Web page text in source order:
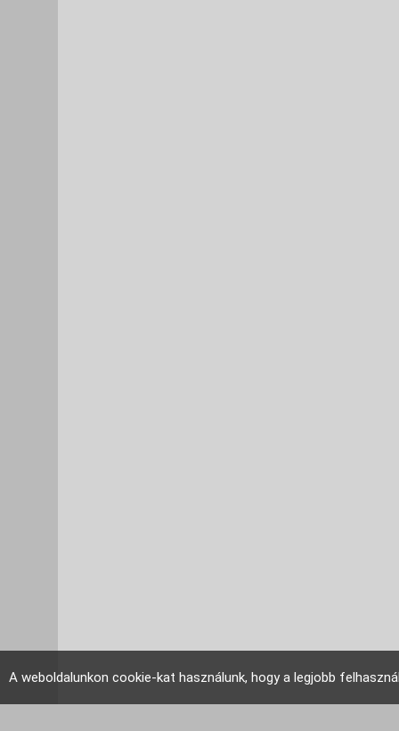
A weboldalunkon cookie-kat használunk, hogy a legjobb